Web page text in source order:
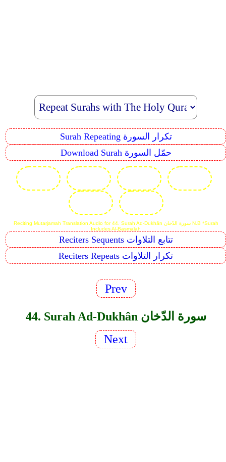
Surah Repeating تكرار السورة
Download Surah حمّل السورة
Reciting Mutarjamah Translation Audio for 44. Surah Ad-Dukhân سورة الدّخان N.B *Surah
Includes Al-Basmalah
Reciters Sequents تتابع التلاوات
Reciters Repeats تكرار التلاوات
Prev
44. Surah Ad-Dukhân سورة الدّخان
Next